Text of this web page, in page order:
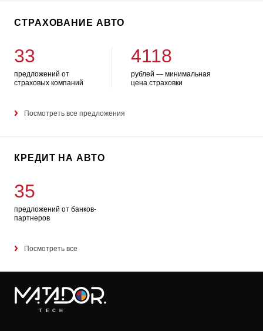
СТРАХОВАНИЕ АВТО
33
предложений от
страховых компаний
4118
рублей — минимальная
цена страховки
Посмотреть все предложения
КРЕДИТ НА АВТО
35
предложений от банков-
партнеров
Посмотреть все
TECH